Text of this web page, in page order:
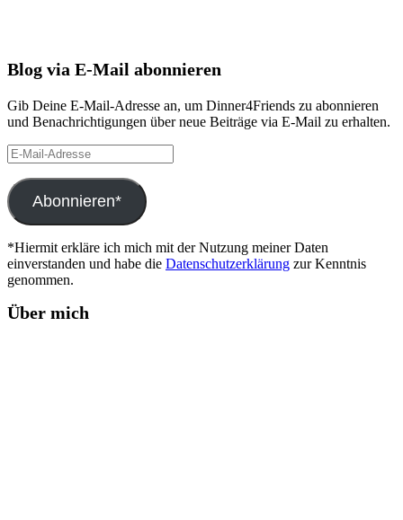
Blog via E-Mail abonnieren
Gib Deine E-Mail-Adresse an, um Dinner4Friends zu abonnieren
und Benachrichtigungen über neue Beiträge via E-Mail zu erhalten.
E-
Mail-
Adresse
Abonnieren*
*Hiermit erkläre ich mich mit der Nutzung meiner Daten
einverstanden und habe die Datenschutzerklärung zur Kenntnis
genommen.
Über mich